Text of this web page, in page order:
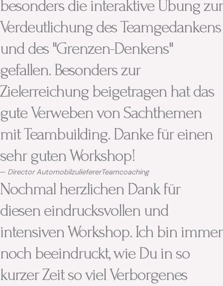
besonders die interaktive Übung zur
Verdeutlichung des Teamgedankens
und des "Grenzen-Denkens"
gefallen. Besonders zur
Zielerreichung beigetragen hat das
gute Verweben von Sachthemen
mit Teambuilding. Danke für einen
sehr guten Workshop!​
─ Director AutomobilzuliefererTeamcoaching
Nochmal herzlichen Dank für
diesen eindrucksvollen und
intensiven Workshop. Ich bin immer
noch beeindruckt, wie Du in so
kurzer Zeit so viel Verborgenes